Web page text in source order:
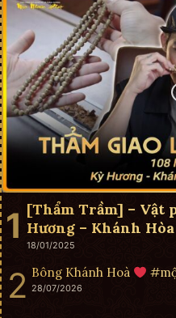
[Thẩm Trầm] – Vật
Hương – Khánh
18/01/2025
Bông Khánh Hoà
28/07/2026